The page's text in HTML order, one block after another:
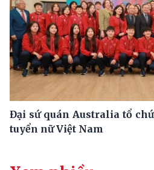
Đại sứ quán Australia tổ
tuyển nữ Việt Nam